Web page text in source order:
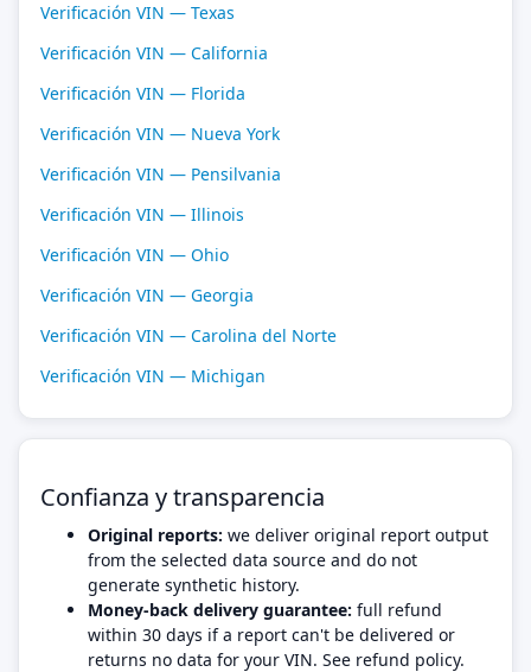
Verificación VIN — Texas
Verificación VIN — California
Verificación VIN — Florida
Verificación VIN — Nueva York
Verificación VIN — Pensilvania
Verificación VIN — Illinois
Verificación VIN — Ohio
Verificación VIN — Georgia
Verificación VIN — Carolina del Norte
Verificación VIN — Michigan
Confianza y transparencia
Original reports: we deliver original report output
from the selected data source and do not
generate synthetic history.
Money-back delivery guarantee: full refund
within 30 days if a report can't be delivered or
returns no data for your VIN. See refund policy.